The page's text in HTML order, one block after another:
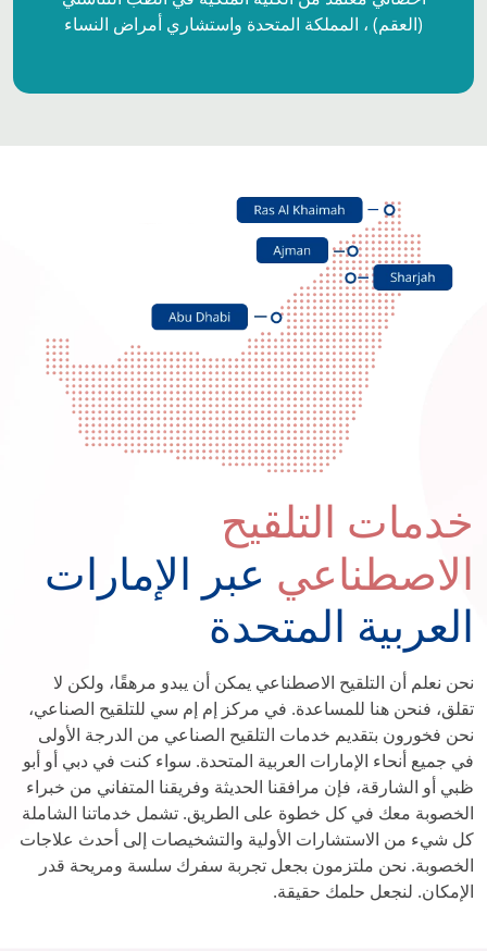
(العقم) ، المملكة المتحدة واستشاري أمراض النساء
خدمات التلقيح
الاصطناعي عبر الإمارات
العربية المتحدة
نحن نعلم أن التلقيح الاصطناعي يمكن أن يبدو مرهقًا، ولكن لا
تقلق، فنحن هنا للمساعدة. في مركز إم إم سي للتلقيح الصناعي،
نحن فخورون بتقديم خدمات التلقيح الصناعي من الدرجة الأولى
في جميع أنحاء الإمارات العربية المتحدة. سواء كنت في دبي أو أبو
ظبي أو الشارقة، فإن مرافقنا الحديثة وفريقنا المتفاني من خبراء
الخصوبة معك في كل خطوة على الطريق. تشمل خدماتنا الشاملة
كل شيء من الاستشارات الأولية والتشخيصات إلى أحدث علاجات
الخصوبة. نحن ملتزمون بجعل تجربة سفرك سلسة ومريحة قدر
الإمكان. لنجعل حلمك حقيقة.